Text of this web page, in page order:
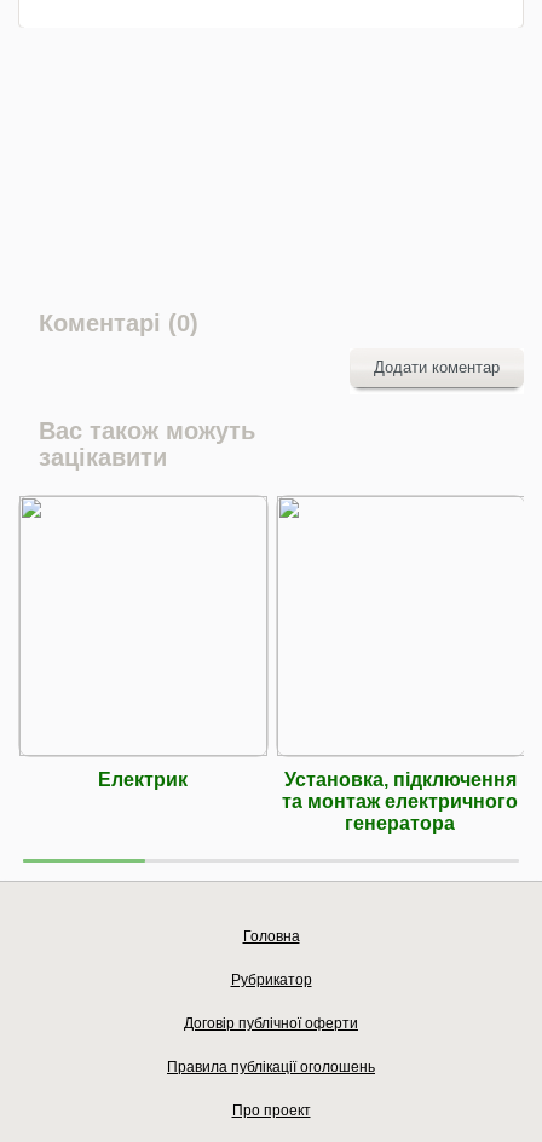
Коментарі (0)
Додати коментар
Вас також можуть
зацікавити
Електрик
Установка, підключення
та монтаж електричного
генератора
Головна
Рубрикатор
Договір публічної оферти
Правила публікації оголошень
Про проект